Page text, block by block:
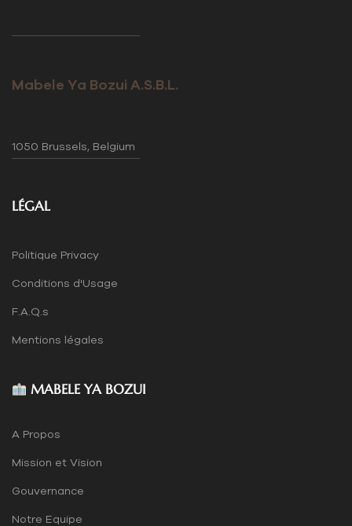
Mabele Ya Bozui A.S.B.L.
1050 Brussels, Belgium
MABELE YA BOZUI
A Propos
Mission et Vision
Gouvernance
Notre Equipe
LÉGAL
Politique Privacy
Conditions d'Usage
F.A.Q.s
Mentions légales